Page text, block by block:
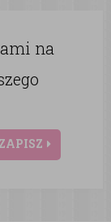
na
ZAPISZ